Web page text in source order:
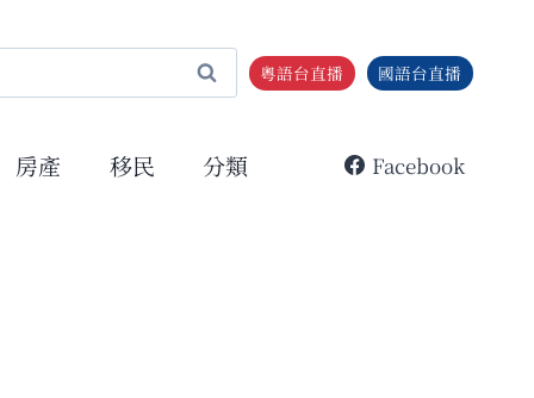
粵語台直播 國語台直播
房產 移民 分類 Facebook